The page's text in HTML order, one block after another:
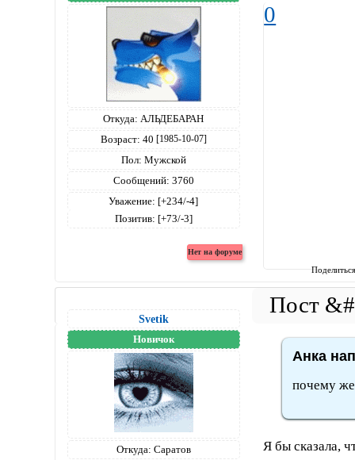
Откуда: АЛЬДЕБАРАН
Возраст: 40 [1985-10-07]
Пол: Мужской
Сообщений: 3760
Уважение: [+234/-4]
Позитив: [+73/-3]
0
Svetik
Новичок
Откуда: Саратов
Анка
почему же
Я бы сказала,